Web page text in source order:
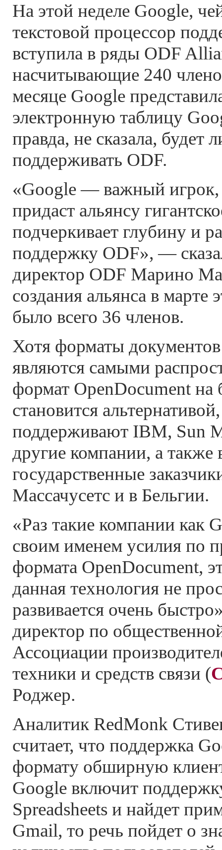
На этой неделе Google,
текстовой процессор
вступила в ряды ODF
насчитывающие 240
месяце Google
электронную таблицу
правда, не сказала, будет
поддерживать ODF.
«Google — важный игрок,
придаст альянсу
подчеркивает глубину и
поддержку ODF», —
директор ODF Марино
создания альянса в марте
было всего 36 членов.
Хотя форматы
являются самыми
формат OpenDocument на
становится
поддерживают IBM, Sun
другие компании, а также
государственные
Массачусетс и в Бельгии.
«Раз такие компании как
своим именем усилия по
формата OpenDocument,
данная технология не
развивается очень
директор по
Ассоциации
техники и средств связи (
Роджер.
Аналитик RedMonk
считает, что поддержка
формату обширную
Google включит
Spreadsheets и найдет
Gmail, то речь пойдет о